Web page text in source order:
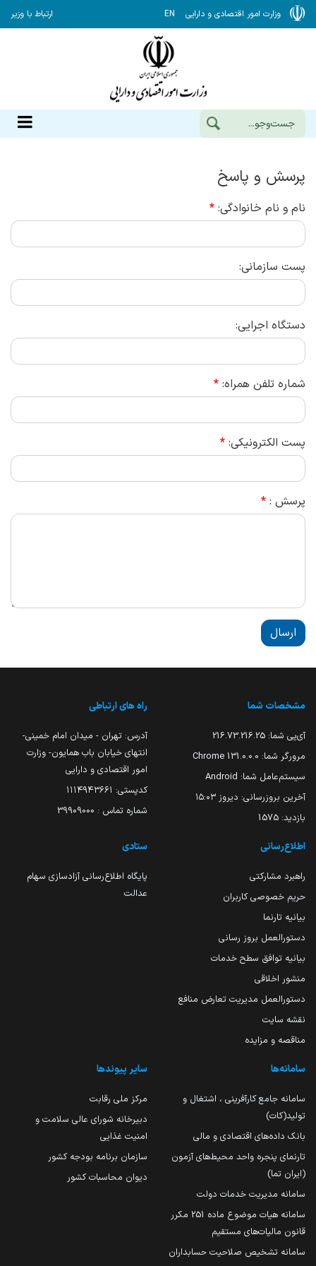
وزارت امور اقتصادی و دارایی EN ارتباط با وزیر
پرسش و پاسخ
نام و نام خانوادگی: *
پست سازمانی:
دستگاه اجرایی:
شماره تلفن همراه: *
پست الکترونیکی: *
پرسش : *
ارسال
مشخصات شما
آی‌پی شما: 216.73.216.25
مرورگر شما: 131.0.0.0 Chrome
سیستم‌عامل شما: Android
آخرین بروزرسانی: دیروز ۱۵:۰۳
بازدید: 1575
راه های ارتباطی
آدرس: تهران - میدان امام خمینی-
انتهای خیابان باب همایون- وزارت
امور اقتصادی و دارایی
کدپستی: ۱۱۱۴۹۴۳۶۶۱
شماره تماس : 39909000
اطلاع‌رسانی
راهبرد مشارکتی
حریم خصوصی کاربران
بیانیه تارنما
دستورالعمل بروز رسانی
بیانیه توافق سطح خدمات
منشور اخلاقی
دستورالعمل مدیریت تعارض منافع
نقشه سایت
مناقصه و مزایده
ستادی
پایگاه اطلاع‌رسانی آزادسازی سهام
عدالت
سامانه‌ها
سامانه جامع کارآفرینی ، اشتغال و
تولید(کات)
بانک داده‌های اقتصادی و مالی
تارنمای پنجره واحد محیط‌های آزمون
(ایران تما)
سامانه مدیریت خدمات دولت
سامانه هیات موضوع ماده 251 مکرر
قانون مالیات‌های مستقیم
سامانه تشخیص صلاحیت حسابداران
سایر پیوندها
مرکز ملی رقابت
دبیرخانه شورای عالی سلامت و
امنیت غذایی
سازمان برنامه بودجه کشور
دیوان محاسبات کشور